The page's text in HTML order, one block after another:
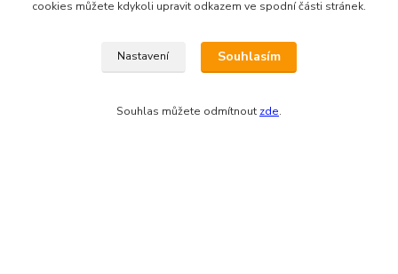
cookies můžete kdykoli upravit odkazem ve spodní části stránek.
Nastavení Souhlasím
Souhlas můžete odmítnout zde.